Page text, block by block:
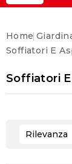
Home
Soffiatori E
Soffiatori
Rilevanza